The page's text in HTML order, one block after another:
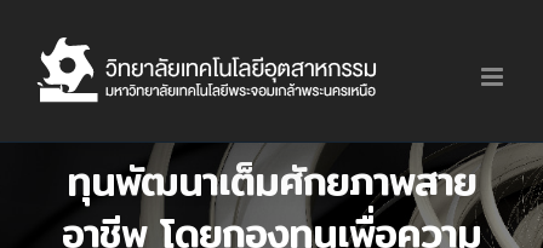
content
ทุนพัฒนาเต็มศักยภาพสาย
อาชีพ โดยกองทุนเพื่อความ